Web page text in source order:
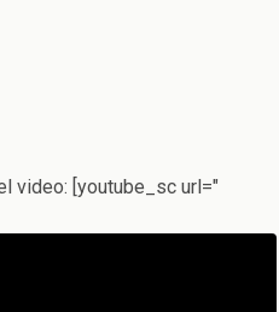
video: [youtube_sc url="